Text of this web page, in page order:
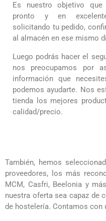
Es nuestro objetivo
pronto y en
solicitando tu pedido,
al almacén en ese mismo
Luego podrás hacer el
nos preocupamos por
información que
podemos ayudarte. Nos
tienda los mejores
calidad/precio.
También, hemos
proveedores, los más
MCM, Casfri, Beelonia y
nuestra oferta sea capaz de
de hostelería. Contamos